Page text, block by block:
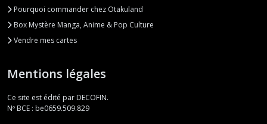
Pourquoi commander chez Otakuland
Box Mystère Manga, Anime & Pop Culture
Vendre mes cartes
Mentions légales
Ce site est édité par DECOFIN.
Nº BCE : be0659.509.829